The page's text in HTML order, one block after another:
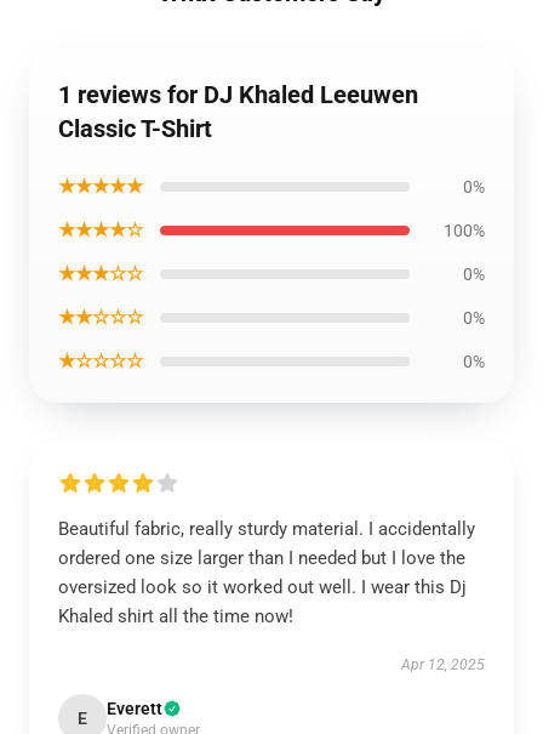
1 reviews for DJ Khaled Leeuwen
Classic T-Shirt
★★★★★ 0%
★★★★☆ 100%
★★★☆☆ 0%
★★☆☆☆ 0%
★☆☆☆☆ 0%
Beautiful fabric, really sturdy material. I accidentally
ordered one size larger than I needed but I love the
oversized look so it worked out well. I wear this Dj
Khaled shirt all the time now!
Apr 12, 2025
E Everett
Verified owner